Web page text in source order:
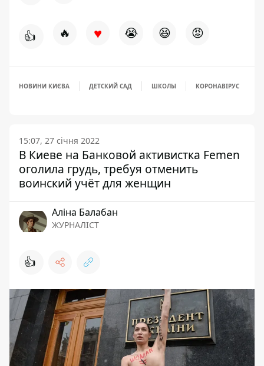
👍 🔥 ♥ 😭 😆 😡
НОВИНИ КИЄВА ДЕТСКИЙ САД ШКОЛЫ КОРОНАВІРУС
15:07, 27 січня 2022
В Киеве на Банковой активистка Femen
оголила грудь, требуя отменить
воинский учёт для женщин
Аліна Балабан
ЖУРНАЛІСТ
👍